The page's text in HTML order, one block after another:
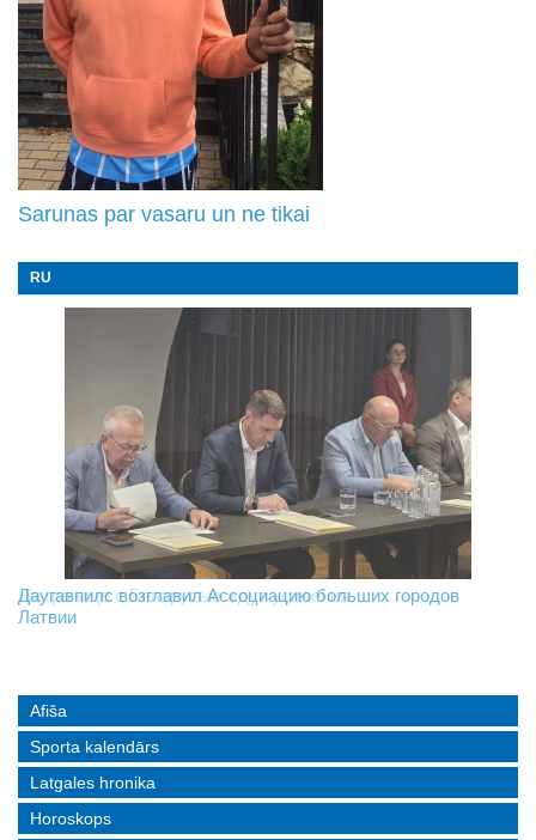
Sarunas par vasaru un ne tikai
RU
На границе с Беларусью ждут усиления
Даугавпилс возглавил Ассоциацию больших городов
Латвии
Инвалидность — не приговор: «Mediastrims» расскажет
реальные истории людей с ограниченными возможностями
Afiša
Sporta kalendārs
Latgales hronika
Horoskops